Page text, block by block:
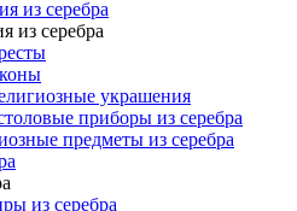
из серебра
из серебра
украшения
приборы из серебра
предметы из серебра
из серебра